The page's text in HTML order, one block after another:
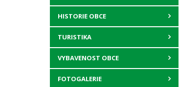
HISTORIE OBCE
TURISTIKA
VYBAVENOST OBCE
FOTOGALERIE